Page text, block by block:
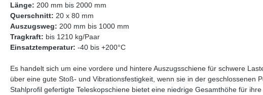
Länge: 200 mm bis 2000 mm
Querschnitt: 20 x 80 mm
Auszugsweg: 200 mm bis 1000 mm
Tragkraft: bis 1210 kg/Paar
Einsatztemperatur: -40 bis +200°C
Es handelt sich um eine vordere und hintere Auszugsschiene für schwere
über eine gute Stoß- und Vibrationsfestigkeit, wenn sie in der
Stahlprofil gefertigte Teleskopschiene bietet eine niedrige Gesamthöhe für